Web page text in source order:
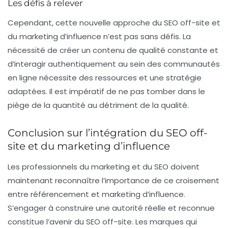
Les défis à relever
Cependant, cette nouvelle approche du SEO off-site et
du marketing d’influence n’est pas sans défis. La
nécessité de créer un contenu de qualité constante et
d’interagir authentiquement au sein des communautés
en ligne nécessite des ressources et une stratégie
adaptées. Il est impératif de ne pas tomber dans le
piège de la quantité au détriment de la qualité.
Conclusion sur l’intégration du SEO off-
site et du marketing d’influence
Les professionnels du marketing et du SEO doivent
maintenant reconnaître l’importance de ce croisement
entre référencement et marketing d’influence.
S’engager à construire une autorité réelle et reconnue
constitue l’avenir du SEO off-site. Les marques qui